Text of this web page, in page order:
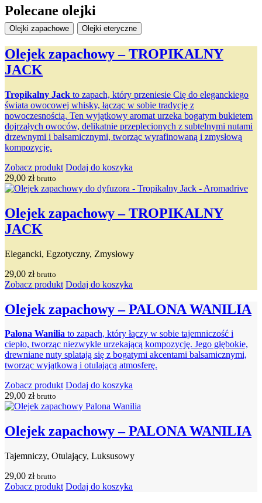
Polecane olejki
Olejki zapachowe Olejki eteryczne
Olejek zapachowy – TROPIKALNY
JACK
Tropikalny Jack to zapach, który przeniesie Cię do eleganckiego
świata owocowej whisky, łącząc w sobie tradycję z
nowoczesnością. Ten wyjątkowy aromat urzeka bogatym bukietem
dojrzałych owoców, delikatnie przeplecionych z subtelnymi nutami
drzewnymi i balsamicznymi, tworząc wyrafinowaną i zmysłową
kompozycję.
Zobacz produkt Dodaj do koszyka
29,00 zł brutto
Olejek zapachowy – TROPIKALNY
JACK
Elegancki, Egzotyczny, Zmysłowy
29,00 zł brutto
Zobacz produkt Dodaj do koszyka
Olejek zapachowy – PALONA WANILIA
Palona Wanilia to zapach, który łączy w sobie tajemniczość i
ciepło, tworząc niezwykle urzekającą kompozycję. Jego głębokie,
drewniane nuty splatają się z bogatymi akcentami balsamicznymi,
tworząc wyjątkową i otulającą atmosferę.
Zobacz produkt Dodaj do koszyka
29,00 zł brutto
Olejek zapachowy – PALONA WANILIA
Tajemniczy, Otulający, Luksusowy
29,00 zł brutto
Zobacz produkt Dodaj do koszyka